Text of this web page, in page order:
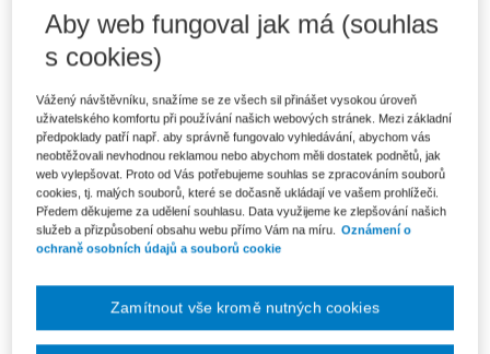
E-kniha Smarteca + soubory ke stažení
Co je Smarteca?
Kde najdu soubory e-knih?
666 Kč
Ušetříte 350 Kč
DMOC 1 016 Kč
Balíček - Tištěná kniha + E-kniha
Smarteca + soubory ke stažení
Poslední kusy - neváhejte s objednávkou!
Co je Smarteca?
důvodů nemůžeme vystavovat daňové doklady. Budou vám
Aby web fungoval jak má (souhlas
s cookies)
Vážený návštěvníku, snažíme se ze všech sil přinášet vysokou úroveň
uživatelského komfortu při používání našich webových stránek. Mezi základní
předpoklady patří např. aby správně fungovalo vyhledávání, abychom vás
neobtěžovali nevhodnou reklamou nebo abychom měli dostatek podnětů, jak
web vylepšovat. Proto od Vás potřebujeme souhlas se zpracováním souborů
cookies, tj. malých souborů, které se dočasně ukládají ve vašem prohlížeči.
Předem děkujeme za udělení souhlasu. Data využijeme ke zlepšování našich
služeb a přizpůsobení obsahu webu přímo Vám na míru.
Oznámení o
ochraně osobních údajů a souborů cookie
Zamítnout vše kromě nutných cookies